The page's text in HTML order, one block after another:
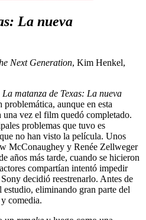
La nueva
Next Generation, Kim Henkel,
La matanza de Texas: La nueva
aunque en esta
vez el film quedó completado.
problemas que tuvo es
no han visto la película. Unos
McConaughey y Renée Zellweger
años más tarde, cuando se hicieron
compartían intentó impedir
decidió reestrenarlo. Antes de
eliminando gran parte del
comedia.